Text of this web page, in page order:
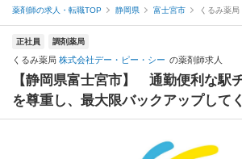
薬剤師の求人・転職TOP 静岡県 富士宮市 くるみ薬
正社員 調剤薬局
くるみ薬局 株式会社デー・ピー・シー の薬剤師求人
【静岡県富士宮市】 通勤便利な駅
を尊重し、最大限バックアップして